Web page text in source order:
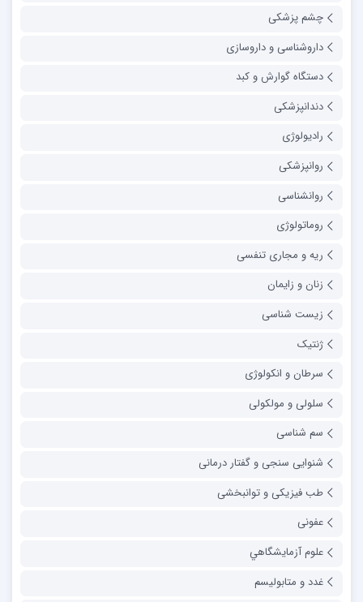
چشم پزشکی
داروشناسی و داروسازی
دستگاه گوارش و کبد
دندانپزشکی
رادیولوژی
روانپزشکی
روانشناسی
روماتولوژی
ریه و مجاری تنفسی
زنان و زایمان
زیست شناسی
ژنتیک
سرطان و انکولوژی
سلولی و مولکولی
سم شناسی
شنوایی سنجی و گفتار درمانی
طب فیزیکی و توانبخشی
عفونی
علوم آزمايشگاهي
غدد و متابولیسم